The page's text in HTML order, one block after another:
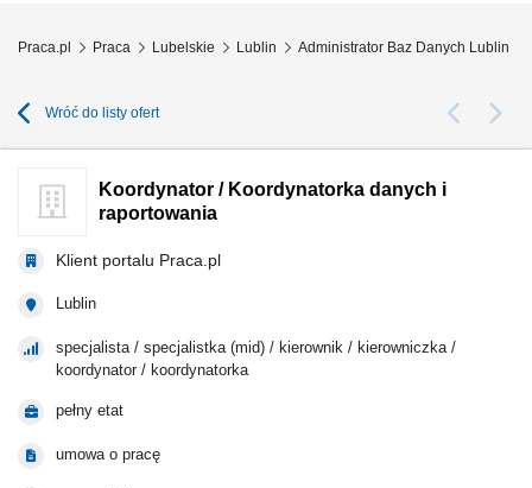
Praca.pl Praca Lubelskie Lublin Administrator Baz Danych Lublin
Wróć do listy ofert
Koordynator / Koordynatorka danych i
raportowania
Klient portalu Praca.pl
Lublin
specjalista / specjalistka (mid) / kierownik / kierowniczka /
koordynator / koordynatorka
pełny etat
umowa o pracę